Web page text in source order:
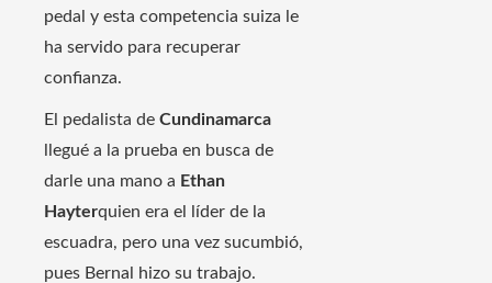
pedal y esta competencia suiza le
ha servido para recuperar
confianza.
El pedalista de Cundinamarca
llegué a la prueba en busca de
darle una mano a Ethan
Hayterquien era el líder de la
escuadra, pero una vez sucumbió,
pues Bernal hizo su trabajo.